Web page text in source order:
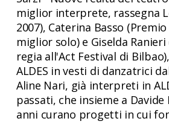
miglior interprete, rassegna
2007), Caterina Basso
miglior solo) e Giselda
regia all'Act Festival di
ALDES in vesti di danzatrici
Aline Nari, già interpreti in
passati, che insieme a
anni curano progetti in cui